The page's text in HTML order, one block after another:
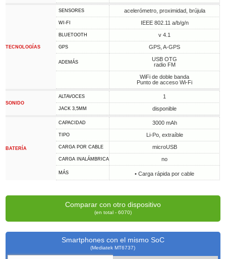
TECNOLOGÍAS
SENSORES acelerómetro, proximidad, brújula
WI-FI IEEE 802.11 a/b/g/n
BLUETOOTH v 4.1
GPS GPS, A-GPS
ADEMÁS
USB OTG
radio FM
WiFi de doble banda
Punto de acceso Wi-Fi
SONIDO
ALTAVOCES 1
JACK 3,5MM disponible
BATERÍA
CAPACIDAD 3000 mAh
TIPO Li-Po, extraíble
CARGA POR CABLE microUSB
CARGA INALÁMBRICA no
MÁS • Carga rápida por cable
Comparar con otro dispositivo
(en total - 6070)
Smartphones con el mismo SoC
(Mediatek MT6737)